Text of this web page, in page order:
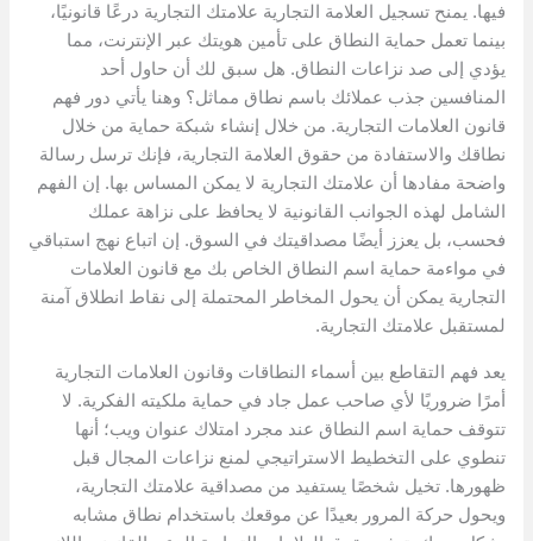
فيها. يمنح تسجيل العلامة التجارية علامتك التجارية درعًا قانونيًا،
بينما تعمل حماية النطاق على تأمين هويتك عبر الإنترنت، مما
يؤدي إلى صد نزاعات النطاق. هل سبق لك أن حاول أحد
المنافسين جذب عملائك باسم نطاق مماثل؟ وهنا يأتي دور فهم
قانون العلامات التجارية. من خلال إنشاء شبكة حماية من خلال
نطاقك والاستفادة من حقوق العلامة التجارية، فإنك ترسل رسالة
واضحة مفادها أن علامتك التجارية لا يمكن المساس بها. إن الفهم
الشامل لهذه الجوانب القانونية لا يحافظ على نزاهة عملك
فحسب، بل يعزز أيضًا مصداقيتك في السوق. إن اتباع نهج استباقي
في مواءمة حماية اسم النطاق الخاص بك مع قانون العلامات
التجارية يمكن أن يحول المخاطر المحتملة إلى نقاط انطلاق آمنة
لمستقبل علامتك التجارية.
يعد فهم التقاطع بين أسماء النطاقات وقانون العلامات التجارية
أمرًا ضروريًا لأي صاحب عمل جاد في حماية ملكيته الفكرية. لا
تتوقف حماية اسم النطاق عند مجرد امتلاك عنوان ويب؛ أنها
تنطوي على التخطيط الاستراتيجي لمنع نزاعات المجال قبل
ظهورها. تخيل شخصًا يستفيد من مصداقية علامتك التجارية،
ويحول حركة المرور بعيدًا عن موقعك باستخدام نطاق مشابه